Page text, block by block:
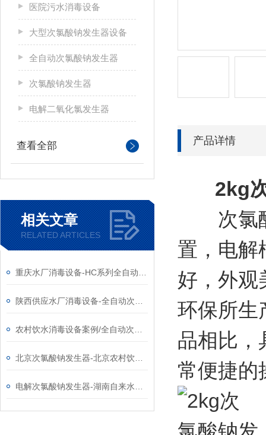
医院污水消毒设备
大型次氯酸钠发生器设备
全自动次氯酸钠发生器
次氯酸钠发生器
电解二氧化氯发生器
查看全部
相关文章
RELATED ARTICLES
产品详情
2kg
次氯酸
置，电解
好，外观
环保所生
品相比，
常便捷的